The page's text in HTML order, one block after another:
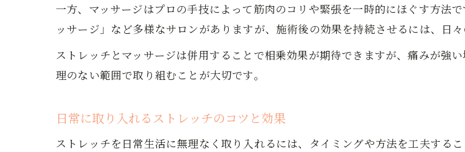
一方、マッサージはプロの手技によって筋肉のコリや緊張を一時的にほぐす方法
ッサージ」など多様なサロンがありますが、施術後の効果を持続させるには、日
ストレッチとマッサージは併用することで相乗効果が期待できますが、痛みが強
理のない範囲で取り組むことが大切です。
日常に取り入れるストレッチのコツと効果
ストレッチを日常生活に無理なく取り入れるには、タイミングや方法を工夫する